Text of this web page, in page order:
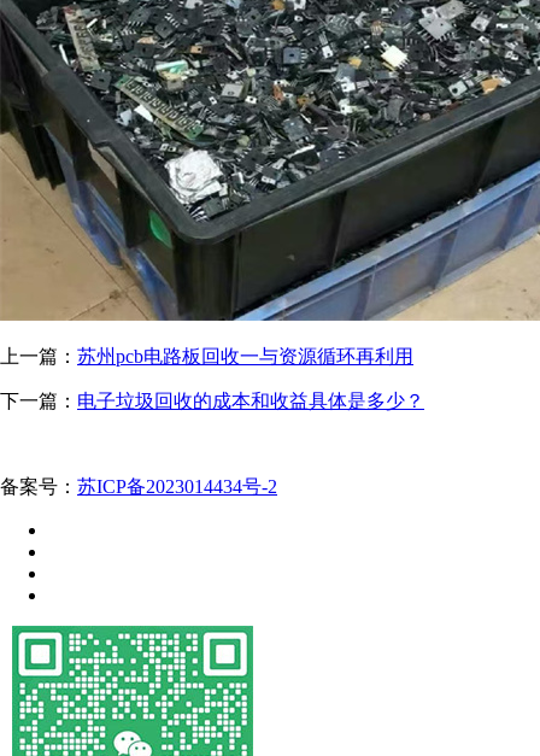
上一篇： 苏州pcb电路板回收一与资源循环再利用
下一篇： 电子垃圾回收的成本和收益具体是多少？
备案号： 苏ICP备2023014434号-2